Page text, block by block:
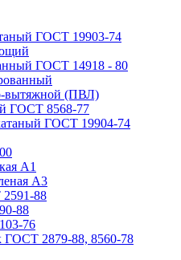
ГОСТ 19903-74
ГОСТ 14918 - 80
вытяжной (ПВЛ)
ГОСТ 8568-77
ГОСТ 19904-74
А1
А3
88
88
76
ГОСТ 2879-88, 8560-78